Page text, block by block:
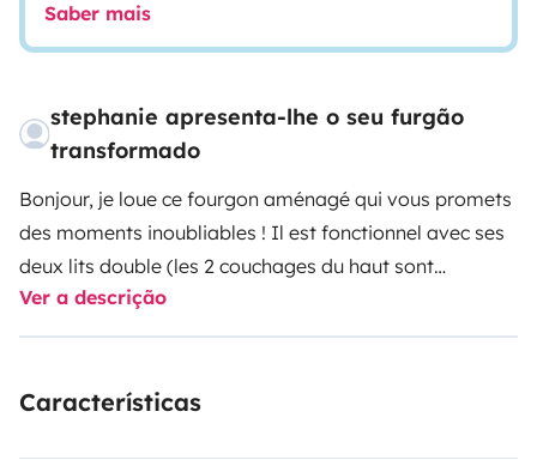
Saber mais
stephanie apresenta-lhe o seu furgão
transformado
Bonjour, je loue ce fourgon aménagé qui vous promets
des moments inoubliables ! Il est fonctionnel avec ses
deux lits double (les 2 couchages du haut sont
indépendants et amovibles et réservés à des enfants
car espace réduit quand même).Un coin repas avec
l'extérieur du fourgon, je fournis en plus deux fauteuils
Ver a descrição
Características